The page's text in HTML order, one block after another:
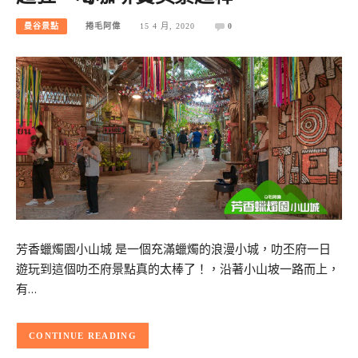
曼谷景點 捲毛阿偉 15 4 月, 2020 0
芳香蠟燭園小山城 是一個充滿蠟燭的浪漫小城，叻丕府一日
遊玩到這個叻丕府景點真的太棒了！，沿著小山坡一路而上，
有…
CONTINUE READING